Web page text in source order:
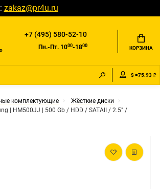
zakaz@pr4u.ru
+7 (495) 580-52-10
Пн.-Пт. 1000-1800 КОРЗИНА
$ =75.93 ₽
комплектующие
Жёсткие диски
| HM500JJ | 500 Gb / HDD / SATAII / 2.5" /